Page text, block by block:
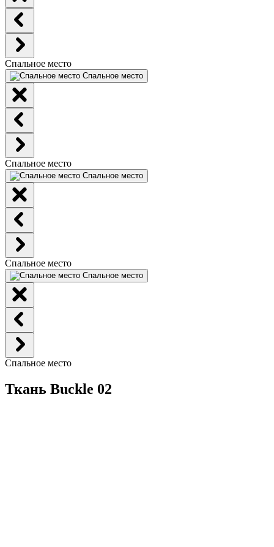
Спальное место
Спальное место
Спальное место
Спальное место
Спальное место
Спальное место
Спальное место
Ткань Buckle 02